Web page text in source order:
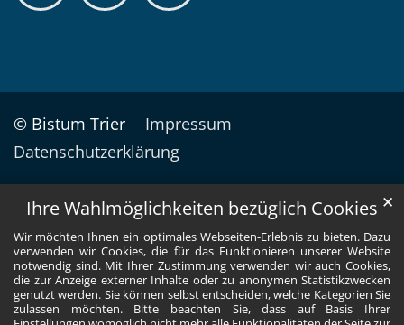
Ihre Wahlmöglichkeiten bezüglich Cookies
Wir möchten Ihnen ein optimales Webseiten-Erlebnis zu bieten. Dazu
verwenden wir Cookies, die für das Funktionieren unserer Website
notwendig sind. Mit Ihrer Zustimmung verwenden wir auch Cookies,
die zur Anzeige externer Inhalte oder zu anonymen Statistikzwecken
genutzt werden. Sie können selbst entscheiden, welche Kategorien Sie
zulassen möchten. Bitte beachten Sie, dass auf Basis Ihrer
✕
© Bistum Trier
Impressum
Datenschutzerklärung